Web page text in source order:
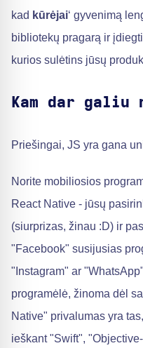
kad kūrėjai‘ gyvenimą
bibliotekų pragarą ir
kurios sulėtins jūsų
Kam dar galiu
Priešingai, JS yra gana
Norite mobiliosios
React Native - jūsų
(siurprizas, žinau :D) ir
"Facebook" susijusias
"Instagram" ar
programėlė, žinoma dėl
Native" privalumas yra
ieškant "Swift",